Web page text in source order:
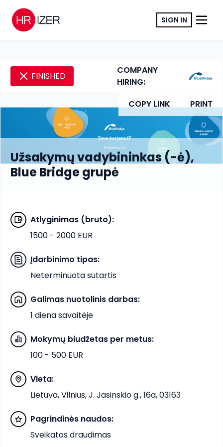
SIGN IN
FINISHED
COMPANY
HIRING:
COPY LINK
PRINT
Užsakymų vadybininkas (-ė),
Blue Bridge grupė
Atlyginimas (bruto):
1500 - 2000 EUR
Įdarbinimo tipas:
Neterminuota sutartis
Galimas nuotolinis darbas:
1 diena savaitėje
Mokymų biudžetas per metus:
100 - 500 EUR
Vieta:
Lietuva, Vilnius, J. Jasinskio g., 16a, 03163
Pagrindinės naudos:
Sveikatos draudimas